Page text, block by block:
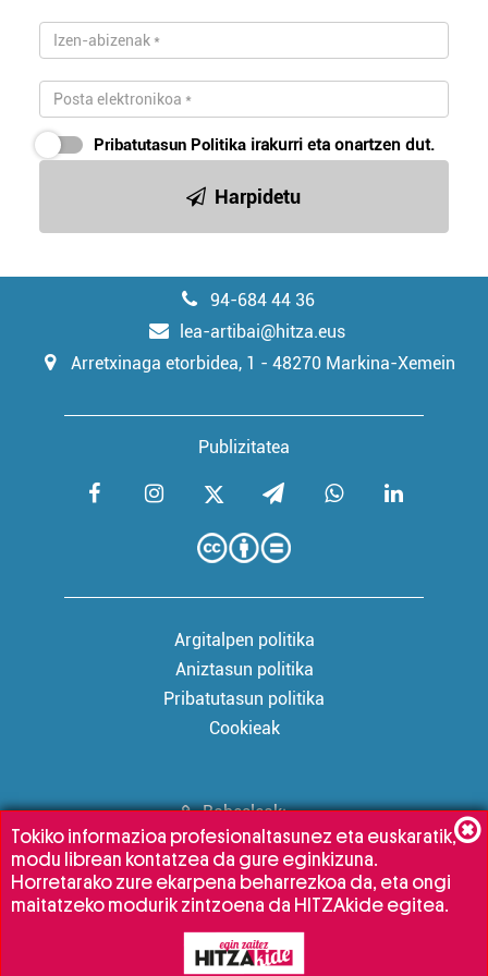
Pribatutasun Politika irakurri eta onartzen dut.
Harpidetu
94-684 44 36
lea-artibai@hitza.eus
Arretxinaga etorbidea, 1 - 48270 Markina-Xemein
Publizitatea
Argitalpen politika
Aniztasun politika
Pribatutasun politika
Cookieak
Babesleak:
Tokiko informazioa profesionaltasunez eta euskaratik,
modu librean kontatzea da gure eginkizuna.
Horretarako zure ekarpena beharrezkoa da, eta ongi
maitatzeko modurik zintzoena da HITZAkide egitea.